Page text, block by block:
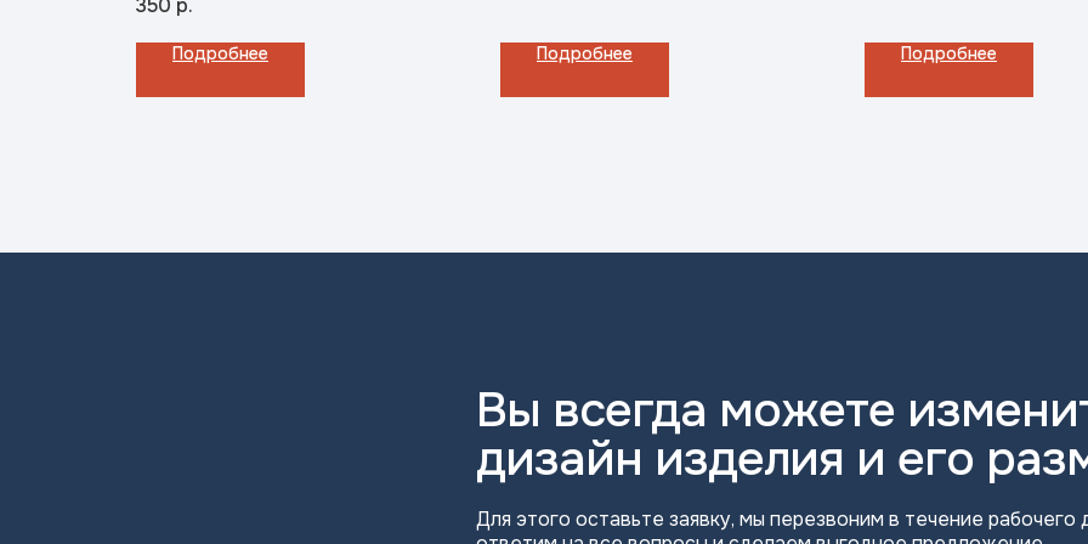
350 р.
Подробнее Подробнее Подробнее
Вы всегда можете
дизайн изделия и его
Для этого оставьте заявку, мы перезвоним в течение рабочего